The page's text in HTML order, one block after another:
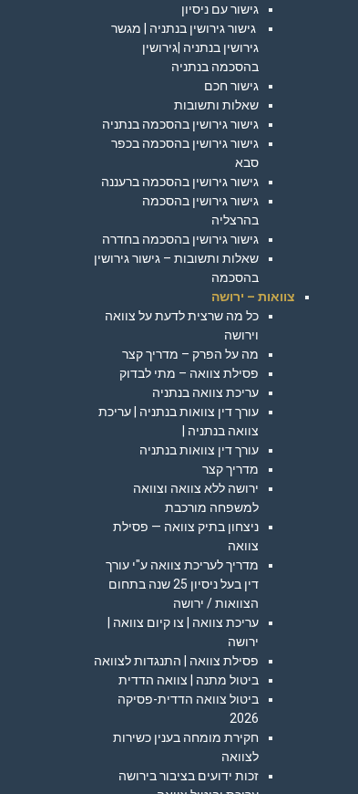
גישור עם ניסיון
גישור גירושין בנתניה | מגשר
גירושין בנתניה |גירושין
בהסכמה בנתניה
גישור חכם
שאלות ותשובות
גישור גירושין בהסכמה בנתניה
גישור גירושין בהסכמה בכפר
סבא
גישור גירושין בהסכמה ברעננה
גישור גירושין בהסכמה
בהרצליה
גישור גירושין בהסכמה בחדרה
שאלות ותשובות – גישור גירושין
בהסכמה
צוואות – ירושה
כל מה שרצית לדעת על צוואה
וירושה
מה על הפרק – מדריך קצר
פסילת צוואה – מתי לבדוק
עריכת צוואה בנתניה
עורך דין צוואות בנתניה | עריכת
צוואה בנתניה |
עורך דין צוואות בנתניה
מדריך קצר
ירושה ללא צוואה וצוואה
למשפחה מורכבת
ניצחון בתיק צוואה — פסילת
צוואה
מדריך לעריכת צוואה ע"י עורך
דין בעל ניסיון 25 שנה בתחום
הצוואות / ירושה
עריכת צוואה | צו קיום צוואה |
ירושה
פסילת צוואה | התנגדות לצוואה
ביטול מתנה | צוואה הדדית
ביטול צוואה הדדית-פסיקה
2026
חקירת מומחה בענין כשירות
לצוואה
זכות ידועים בציבור בירושה